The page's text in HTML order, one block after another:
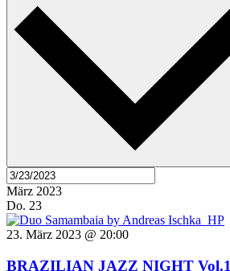
März 2023
Do. 23
23. März 2023 @ 20:00
BRAZILIAN JAZZ NIGHT Vol.1